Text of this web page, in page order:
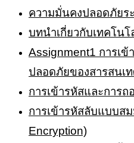
ความมั่นคงปลอดภัยร
บทนำเกี่ยวกับเทคโน
Assignment1 การเ
ปลอดภัยของสารสนเ
การเข้ารหัสและการถ
การเข้ารหัสลับแบบส
Encryption)